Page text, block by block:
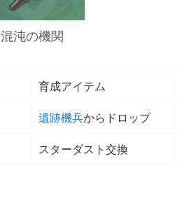
混沌の機関
育成アイテム
遺跡機兵からドロップ
スターダスト交換